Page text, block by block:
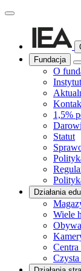
Fundacja
O
Instytut
1,5%
Statut
Działania
Wiele
Centra